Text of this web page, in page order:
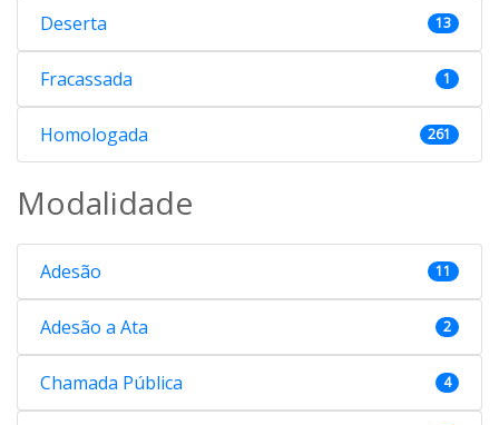
Deserta 13
Fracassada 1
Homologada 261
Modalidade
Adesão 11
Adesão a Ata 2
Chamada Pública 4